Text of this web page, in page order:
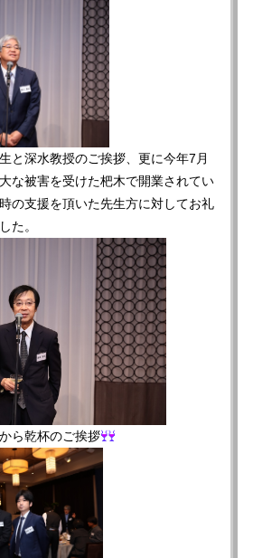
と深水教授のご挨拶、更に今年7月
な被害を受けた杷木で開業されてい
の支援を頂いた先生方に対してお礼
た。
ら乾杯のご挨拶